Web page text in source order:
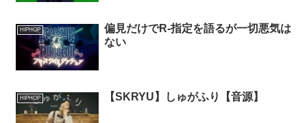
HIPHOP
偏見だけでR-指定を語るが一切悪気は
ない
HIPHOP 【SKRYU】しゅがふり【音源】